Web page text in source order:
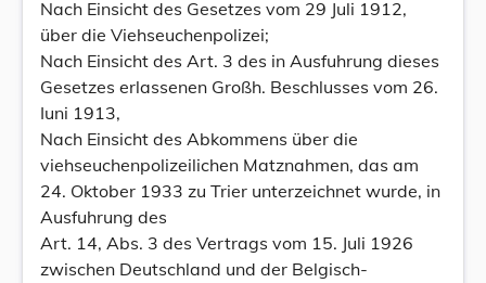
Nach Einsicht des Gesetzes vom 29 Juli 1912,
über die Viehseuchenpolizei;
Nach Einsicht des Art. 3 des in Ausfuhrung dieses
Gesetzes erlassenen Großh. Beschlusses vom 26.
Iuni 1913,
Nach Einsicht des Abkommens über die
viehseuchenpolizeilichen Matznahmen, das am
24. Oktober 1933 zu Trier unterzeichnet wurde, in
Ausfuhrung des
Art. 14, Abs. 3 des Vertrags vom 15. Juli 1926
zwischen Deutschland und der Belgisch-